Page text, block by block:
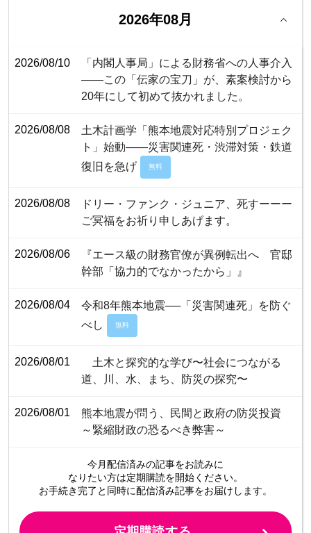
2026年08月
2026/08/10
「内閣人事局」による財務省への人事介入
――この「伝家の宝刀」が、素案検討から
20年にして初めて抜かれました。
2026/08/08
土木計画学「熊本地震対応特別プロジェク
ト」始動――災害関連死・渋滞対策・鉄道
復旧を急げ
無料
2026/08/08
ドリー・ファンク・ジュニア、死すーーー
ご冥福をお祈り申しあげます。
2026/08/06
『エース級の財務官僚が異例転出へ 官邸
幹部「協力的でなかったから」』
2026/08/04
令和8年熊本地震──「災害関連死」を防ぐ
べし
無料
2026/08/01
土木と探究的な学び〜社会につながる
道、川、水、まち、防災の探究〜
2026/08/01
熊本地震が問う、民間と政府の防災投資
～緊縮財政の恐るべき弊害～
今月配信済みの記事をお読みに
なりたい方は定期購読を開始ください。
お手続き完了と同時に配信済み記事をお届けします。